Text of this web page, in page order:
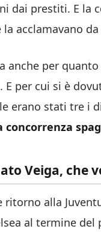
prestiti. E la
acclamavano
anche per
per cui si è
erano stati tre i
Veiga, che
alla
al termine del